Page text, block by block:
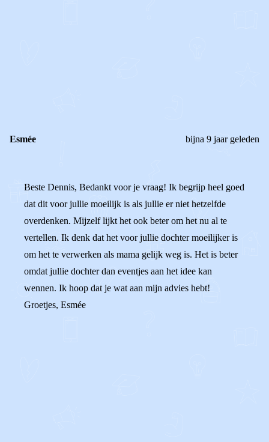
Esmée bijna 9 jaar geleden
Beste Dennis, Bedankt voor je vraag! Ik begrijp heel goed
dat dit voor jullie moeilijk is als jullie er niet hetzelfde
overdenken. Mijzelf lijkt het ook beter om het nu al te
vertellen. Ik denk dat het voor jullie dochter moeilijker is
om het te verwerken als mama gelijk weg is. Het is beter
omdat jullie dochter dan eventjes aan het idee kan
wennen. Ik hoop dat je wat aan mijn advies hebt!
Groetjes, Esmée